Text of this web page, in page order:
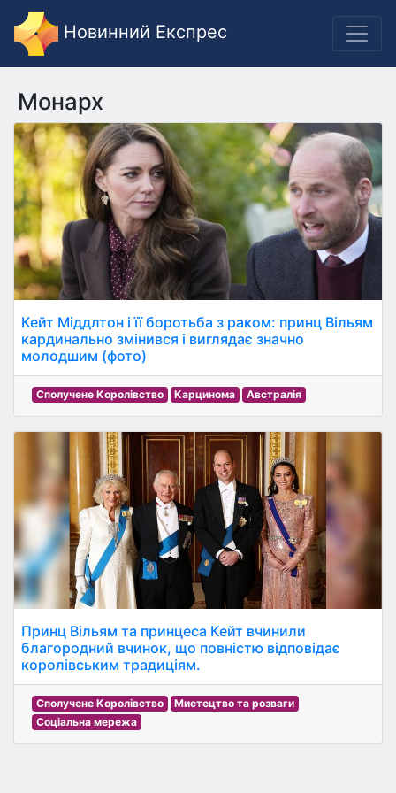
Новинний Експрес
Монарх
Кейт Міддлтон і її боротьба з раком: принц Вільям
кардинально змінився і виглядає значно
молодшим (фото)
Сполучене Королівство Карцинома Австралія
Принц Вільям та принцеса Кейт вчинили
благородний вчинок, що повністю відповідає
королівським традиціям.
Сполучене Королівство
Мистецтво та розваги
Соціальна мережа